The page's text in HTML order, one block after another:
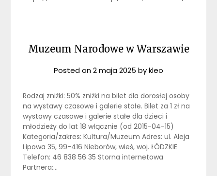
Muzeum Narodowe w Warszawie
Posted on2 maja 2025 bykleo
Rodzaj zniżki: 50% zniżki na bilet dla dorosłej osoby
na wystawy czasowe i galerie stałe. Bilet za 1 zł na
wystawy czasowe i galerie stałe dla dzieci i
młodzieży do lat 18 włącznie (od 2015-04-15)
Kategoria/zakres: Kultura/Muzeum Adres: ul. Aleja
Lipowa 35, 99-416 Nieborów, wieś, woj. ŁÓDZKIE
Telefon: 46 838 56 35 Storna internetowa
Partnera:…